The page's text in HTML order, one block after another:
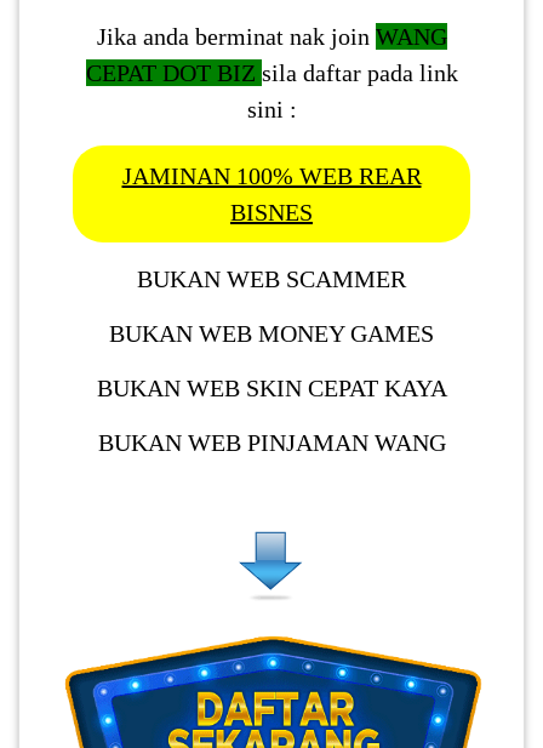
Jika anda berminat nak join WANG
CEPAT DOT BIZ sila daftar pada link
sini :
JAMINAN 100% WEB REAR
BISNES
BUKAN WEB SCAMMER
BUKAN WEB MONEY GAMES
BUKAN WEB SKIN CEPAT KAYA
BUKAN WEB PINJAMAN WANG